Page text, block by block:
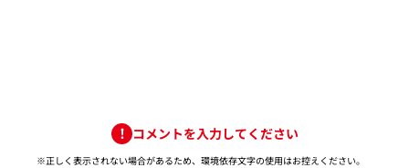
コメントを入力してください
※正しく表示されない場合があるため、環境依存文字の使用はお控えください。​